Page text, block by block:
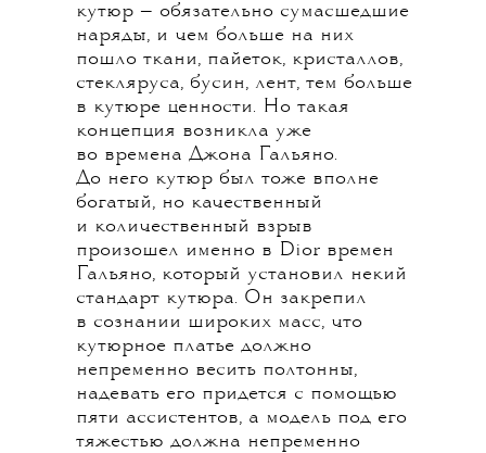
кутюр — обязательно сумасшедшие
наряды, и чем больше на них
пошло ткани, пайеток, кристаллов,
стекляруса, бусин, лент, тем больше
в кутюре ценности. Но такая
концепция возникла уже
во времена Джона Гальяно.
До него кутюр был тоже вполне
богатый, но качественный
и количественный взрыв
произошел именно в Dior времен
Гальяно, который установил некий
стандарт кутюра. Он закрепил
в сознании широких масс, что
кутюрное платье должно
непременно весить полтонны,
надевать его придется с помощью
пяти ассистентов, а модель под его
тяжестью должна непременно